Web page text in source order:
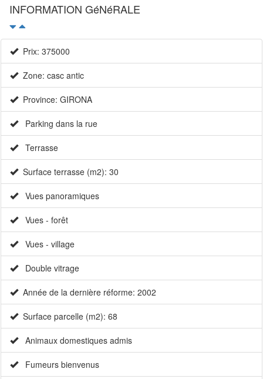
INFORMATION GéNéRALE
Prix: 375000
Zone: casc antic
Province: GIRONA
Parking dans la rue
Terrasse
Surface terrasse (m2): 30
Vues panoramiques
Vues - forêt
Vues - village
Double vitrage
Année de la dernière réforme: 2002
Surface parcelle (m2): 68
Animaux domestiques admis
Fumeurs bienvenus